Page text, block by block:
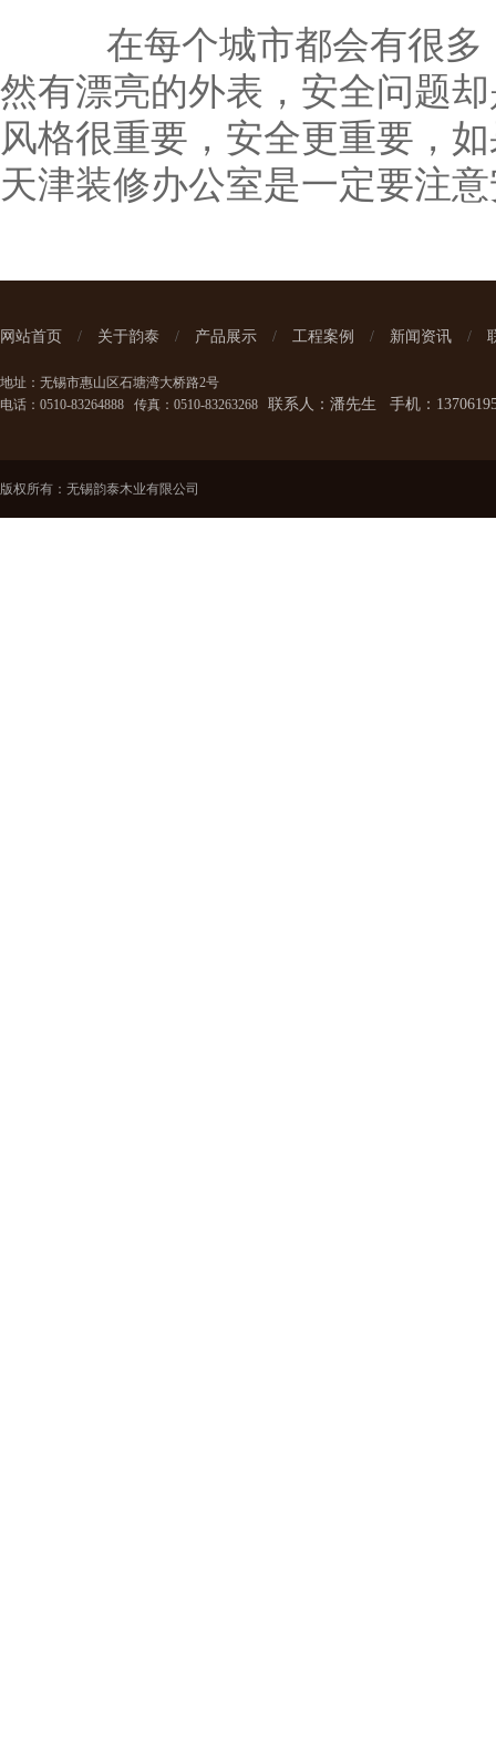
在每个城市都会有很多
然有漂亮的外表，安全问题
风格很重要，安全更重要，
天津装修办公室是一定要注
网站首页 / 关于韵泰 / 产品展示 / 工程案例 / 新闻资讯 /
地址：无锡市惠山区石塘湾大桥路2号
电话：0510-83264888 传真：0510-83263268 联系人：潘先生 手机：
版权所有：无锡韵泰木业有限公司